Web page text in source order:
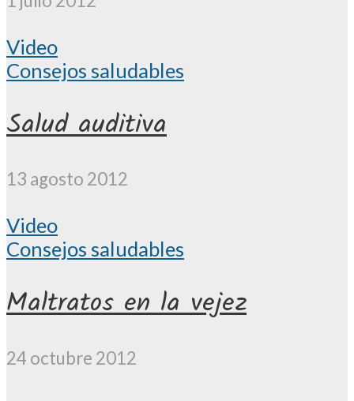
Video
Consejos saludables
Salud auditiva
13 agosto 2012
Video
Consejos saludables
Maltratos en la vejez
24 octubre 2012